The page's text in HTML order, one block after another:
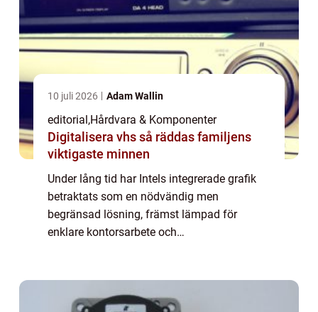
10 juli 2026 Adam Wallin
editorial,Hårdvara & Komponenter
Digitalisera vhs så räddas familjens
viktigaste minnen
Under lång tid har Intels integrerade grafik
betraktats som en nödvändig men
begränsad lösning, främst lämpad för
enklare kontorsarbete och